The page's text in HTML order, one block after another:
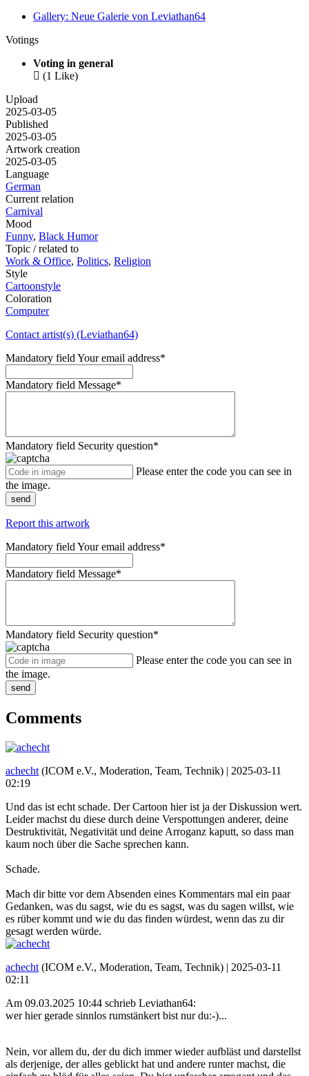
Gallery: Neue Galerie von Leviathan64
Votings
Voting in general
 (1 Like)
Upload
2025-03-05
Published
2025-03-05
Artwork creation
2025-03-05
Language
German
Current relation
Carnival
Mood
Funny, Black Humor
Topic / related to
Work & Office, Politics, Religion
Style
Cartoonstyle
Coloration
Computer
Contact artist(s) (Leviathan64)
Mandatory field Your email address*
Mandatory field Message*
Mandatory field Security question*
Please enter the code you can see in
the image.
send
Report this artwork
Mandatory field Your email address*
Mandatory field Message*
Mandatory field Security question*
Please enter the code you can see in
the image.
send
Comments
achecht (ICOM e.V., Moderation, Team, Technik) | 2025-03-11
02:19
Und das ist echt schade. Der Cartoon hier ist ja der Diskussion wert.
Leider machst du diese durch deine Verspottungen anderer, deine
Destruktivität, Negativität und deine Arroganz kaputt, so dass man
kaum noch über die Sache sprechen kann.
Schade.
Mach dir bitte vor dem Absenden eines Kommentars mal ein paar
Gedanken, was du sagst, wie du es sagst, was du sagen willst, wie
es rüber kommt und wie du das finden würdest, wenn das zu dir
gesagt werden würde.
achecht (ICOM e.V., Moderation, Team, Technik) | 2025-03-11
02:11
Am 09.03.2025 10:44 schrieb Leviathan64:
wer hier gerade sinnlos rumstänkert bist nur du:-)...
Nein, vor allem du, der du dich immer wieder aufbläst und darstellst
als derjenige, der alles geblickt hat und andere runter machst, die